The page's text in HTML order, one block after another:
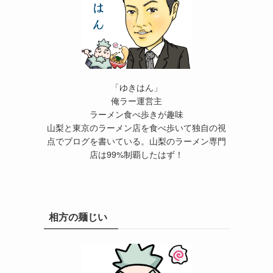
「ゆきはん」
俺ラー運営主
ラーメン食べ歩きが趣味
山梨と東京のラーメン店を食べ歩いて独自の視
点でブログを書いている。山梨のラーメン専門
店は99%制覇したはず！
相方の麺じい